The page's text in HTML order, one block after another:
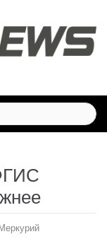
Меркурий